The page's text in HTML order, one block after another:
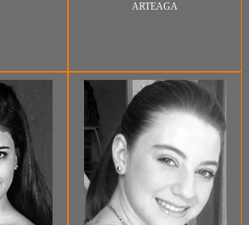
ARTEAGA